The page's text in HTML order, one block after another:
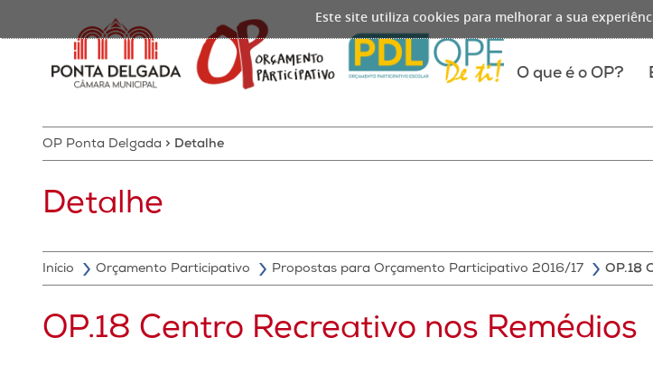
Este site utiliza cookies para melhorar a sua
O que é o OP?
OP Ponta Delgada > Detalhe
Detalhe
Início Orçamento Participativo Propostas para Orçamento Participativo 2016/17 OP.18
OP.18 Centro Recreativo nos Remédios